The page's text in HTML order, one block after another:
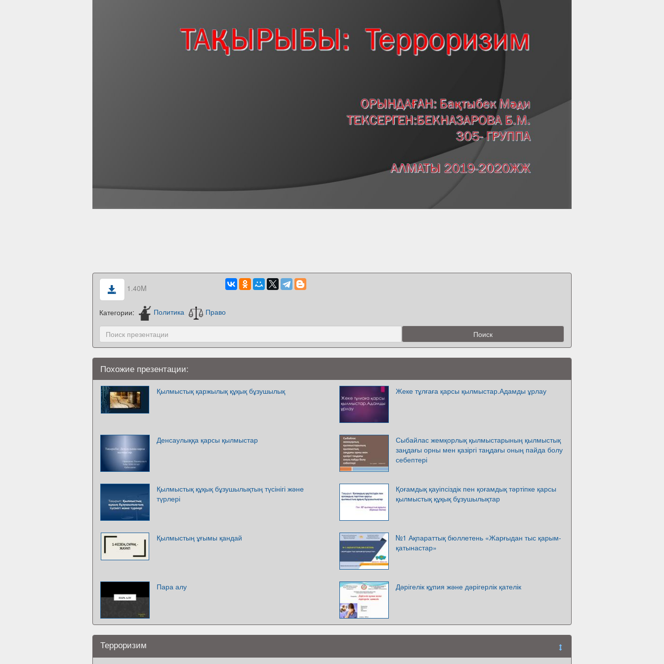
1.40M
Категории: Политика Право
Похожие презентации:
Қылмыстық қаржылық құқық бұзушылық Жеке тұлғаға қарсы қылмыстар.Адамды ұрлау
Денсаулыққа қарсы қылмыстар
Сыбайлас жемқорлық қылмыстарының қылмыстық
заңдағы орны мен қазіргі таңдағы оның пайда болу
себептері
Қылмыстық құқық бұзушылықтың түсінігі және
түрлері
Қоғамдық қауіпсіздік пен қоғамдық тәртіпке қарсы
қылмыстық құқық бұзушылықтар
Қылмыстың ұғымы қандай
№1 Ақпараттық бюллетень «Жарғыдан тыс қарым-
қатынастар»
Пара алу Дәрігелік құпия және дәрігерлік қателік
Терроризим